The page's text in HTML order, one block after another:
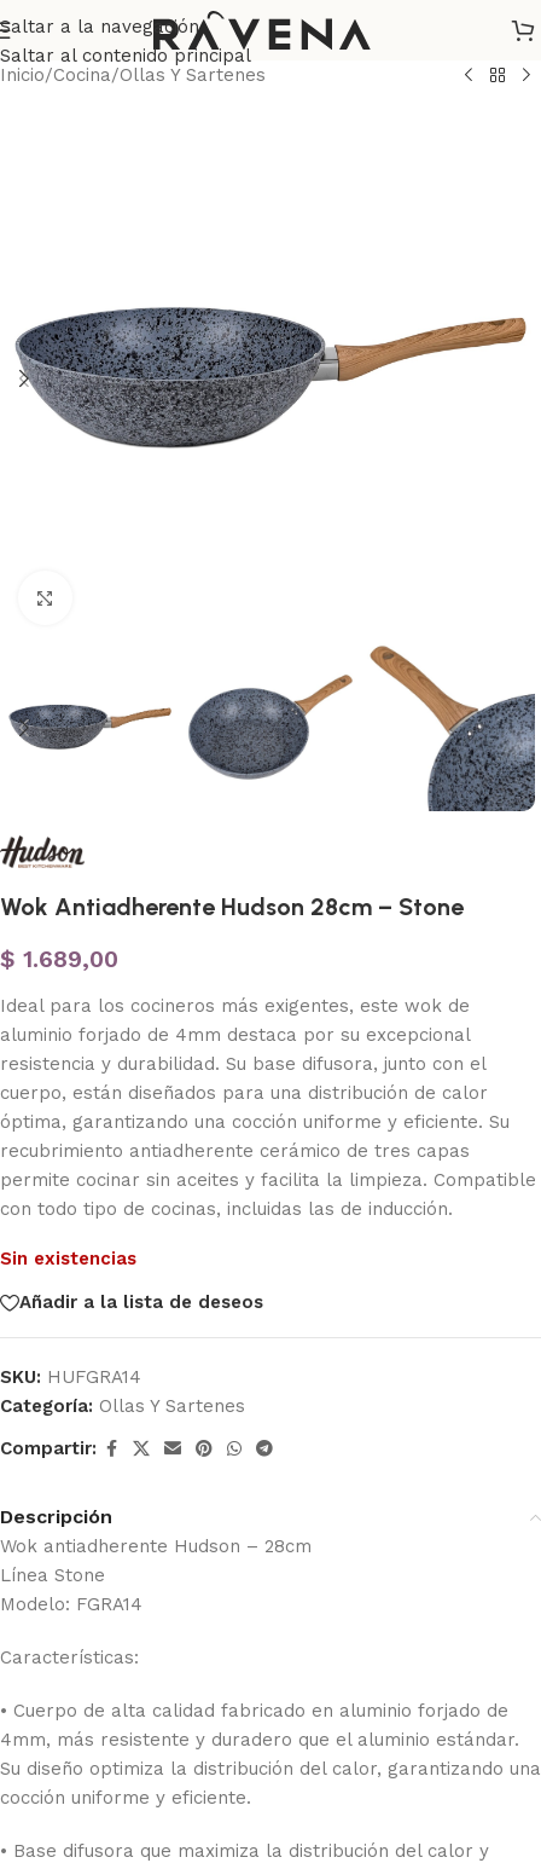
Saltar a la navegación
Saltar al contenido principal
Inicio/Cocina/Ollas Y Sartenes
Wok Antiadherente Hudson 28cm – Stone
$ 1.689,00
Ideal para los cocineros más exigentes, este wok de
aluminio forjado de 4mm destaca por su excepcional
resistencia y durabilidad. Su base difusora, junto con el
cuerpo, están diseñados para una distribución de calor
óptima, garantizando una cocción uniforme y eficiente. Su
recubrimiento antiadherente cerámico de tres capas
permite cocinar sin aceites y facilita la limpieza. Compatible
con todo tipo de cocinas, incluidas las de inducción.
Sin existencias
Añadir a la lista de deseos
SKU: HUFGRA14
Categoría: Ollas Y Sartenes
Compartir:
Descripción
Wok antiadherente Hudson – 28cm
Línea Stone
Modelo: FGRA14
Características:
• Cuerpo de alta calidad fabricado en aluminio forjado de
4mm, más resistente y duradero que el aluminio estándar.
Su diseño optimiza la distribución del calor, garantizando una
cocción uniforme y eficiente.
• Base difusora que maximiza la distribución del calor y